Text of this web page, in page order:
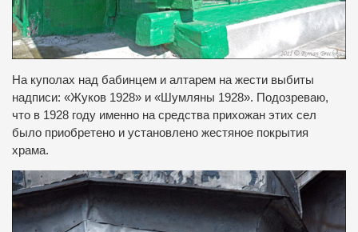
На куполах над бабинцем и алтарем на жести выбиты
надписи: «Жуков 1928» и «Шумляны 1928». Подозреваю,
что в 1928 году именно на средства прихожан этих сел
было приобретено и установлено жестяное покрытия
храма.